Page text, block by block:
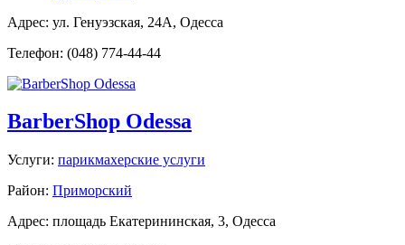
Адрес: ул. Генуэзская, 24A, Одесса
Телефон: (048) 774-44-44
BarberShop Odessa
Услуги: парикмахерские услуги
Район: Приморский
Адрес: площадь Екатерининская, 3, Одесса